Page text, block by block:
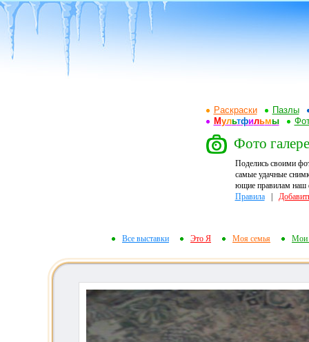
Раскраски
Пазлы
Мультфильмы
Фото
Поделись своими
самые удачные
ющие правилам наш
Правила|
Все выставки Это Я Моя семья Мои